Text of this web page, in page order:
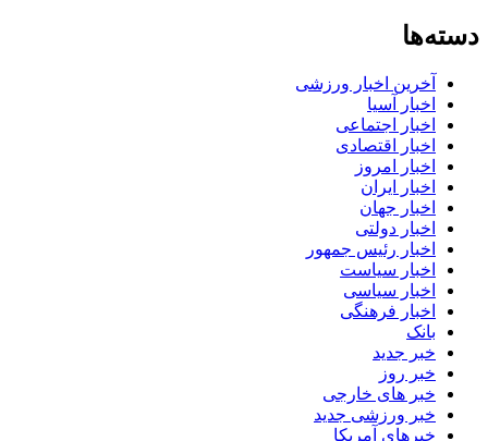
دسته‌ها
آخرین اخبار ورزشی
اخبار آسیا
اخبار اجتماعی
اخبار اقتصادی
اخبار امروز
اخبار ایران
اخبار جهان
اخبار دولتی
اخبار رئیس جمهور
اخبار سیاست
اخبار سیاسی
اخبار فرهنگی
بانک
خبر جدید
خبر روز
خبر های خارجی
خبر ورزشی جدید
خبرهای آمریکا